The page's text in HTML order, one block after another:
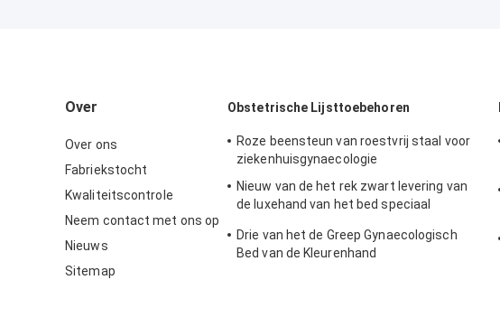
Over
Over ons
Fabriekstocht
Kwaliteitscontrole
Neem contact met ons op
Nieuws
Sitemap
Obstetrische Lijsttoebehoren
Roze beensteun van roestvrij staal voor
ziekenhuisgynaecologie
Nieuw van de het rek zwart levering van
de luxehand van het bed speciaal
Drie van het de Greep Gynaecologisch
Bed van de Kleurenhand